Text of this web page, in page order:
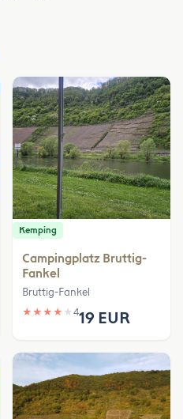
Kemping
Campingplatz Bruttig-
Fankel
Bruttig-Fankel
★ ★ ★ ★ ★ 419 EUR